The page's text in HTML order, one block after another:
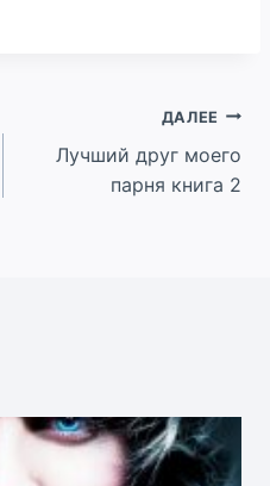
ДАЛЕЕ
Лучший друг моего
парня книга 2